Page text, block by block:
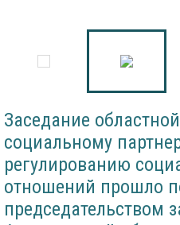
Заседание
социальному
регулированию
отношений прошло
председательством